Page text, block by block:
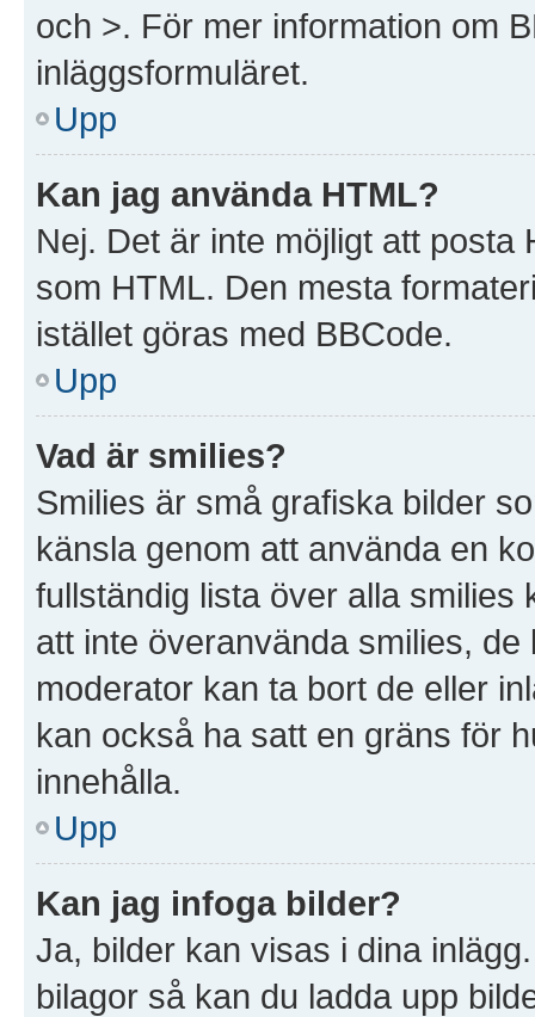
och >. För mer information om
inläggsformuläret.
Upp
Kan jag använda HTML?
Nej. Det är inte möjligt att
som HTML. Den mesta
istället göras med BBCode.
Upp
Vad är smilies?
Smilies är små grafiska bilder
känsla genom att använda en
fullständig lista över alla
att inte överanvända smilies,
moderator kan ta bort de eller
kan också ha satt en gräns för
innehålla.
Upp
Kan jag infoga bilder?
Ja, bilder kan visas i dina
bilagor så kan du ladda upp